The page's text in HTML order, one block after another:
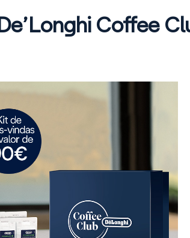
De’Longhi Coffee